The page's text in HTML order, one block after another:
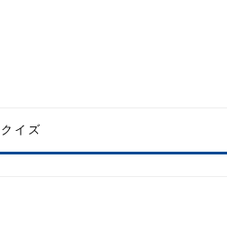
イズ